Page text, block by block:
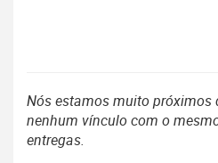
Nós estamos muito próximos
nenhum vínculo com o
entregas.